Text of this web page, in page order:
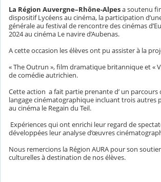
La Région Auvergne–Rhône-Alpesa soutenu
dispositif Lycéens au cinéma, la participation
générale au festival de rencontre des cinémas
2024 au cinéma Le navire d’Aubenas.
A cette occasion les élèves ont pu assister à la
« The Outrun », film dramatique britannique et «
de comédie autrichien.
Cette action a fait partie prenante d’ un
langage cinématographique incluant trois autres
au cinéma le Regain du Teil.
Expériences qui ont enrichi leur regard de
développées leur analyse d’œuvres
Nous remercions la Région AURA pour son
culturelles à destination de nos élèves.